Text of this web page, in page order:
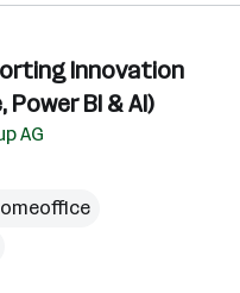
Innovation
BI & AI)
AG